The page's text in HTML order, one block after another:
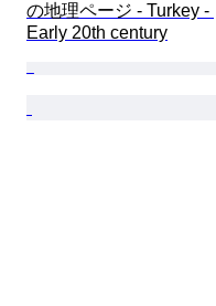
の地理ページ - Turkey -
Early 20th century